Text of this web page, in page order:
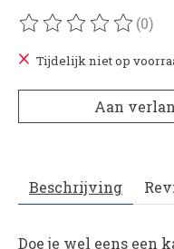
De beoordeling van
(0)
Tijdelijk niet op
Aan
Beschrijving
Doe je wel eens een